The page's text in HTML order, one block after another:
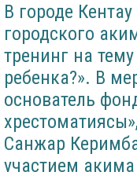
В городе
городского
тренинг на
ребенка?». В
основатель
Санжар
участием